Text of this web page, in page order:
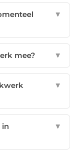
▼
mee? ▼
▼
in
▼